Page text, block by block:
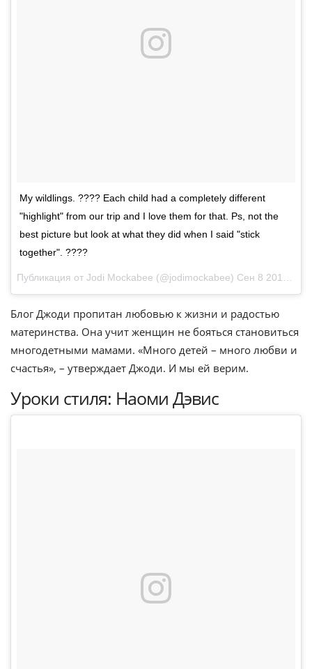
My wildlings. ???? Each child had a completely different
"highlight" from our trip and I love them for that. Ps, not the
best picture but look at what they did when I said "stick
together". ????
Публикация от Jodi Mockabee (@jodimockabee) Сен 8 2015 в 3:41 PDT
Блог Джоди пропитан любовью к жизни и радостью
материнства. Она учит женщин не бояться становиться
многодетными мамами. «Много детей – много любви и
счастья», – утверждает Джоди. И мы ей верим.
Уроки стиля: Наоми Дэвис